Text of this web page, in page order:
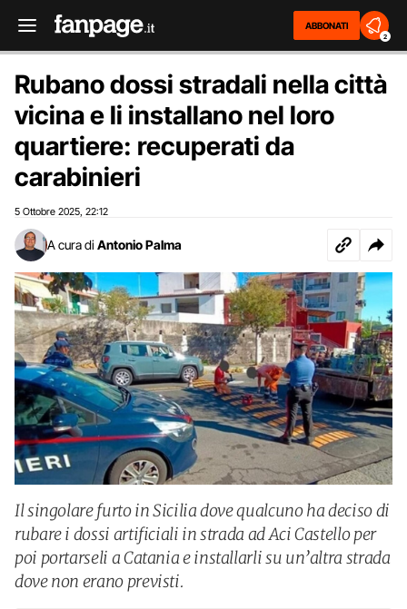
ABBONATI
2
Rubano dossi stradali nella città
vicina e li installano nel loro
quartiere: recuperati da
carabinieri
5 Ottobre 2025 22:12
A cura di Antonio Palma
Il singolare furto in Sicilia dove qualcuno ha deciso di
rubare i dossi artificiali in strada ad Aci Castello per
poi portarseli a Catania e installarli su un’altra strada
dove non erano previsti.